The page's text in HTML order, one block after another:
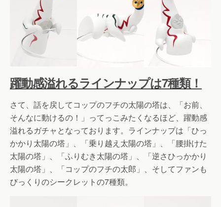
躍動感溢れるラインナップは7種類！
さて、話を戻してコップのフチの太陽の塔は、「お前、
そんなに動けるの！」ってっこみたくなるほど、躍動感
溢れるガチャとなっております。ラインナップは「ひっ
かかり太陽の塔」、「乗り越え太陽の塔」、「腰掛けた
太陽の塔」、「ふりむき太陽の塔」、「逆さひっかかり
太陽の塔」、「コップのフチの太郎」、そしてファンも
びっくりのシークレットの7種類。